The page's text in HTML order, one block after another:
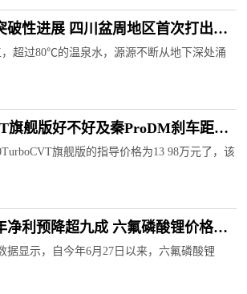
破性进展 四川盆周地区首次打出超
超过80℃的温泉水，源源不断从地下深处涌
旗舰版好不好及秦ProDM刹车距离
旗舰版的指导价格为13 98万元了，该
超九成 六氟磷酸锂价格下
据显示，自今年6月27日以来，六氟磷酸锂